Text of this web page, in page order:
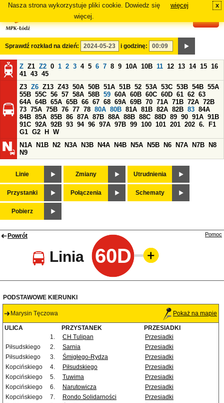
Nasza strona wykorzystuje pliki cookie. Dowiedz się
więcej.
więcej x
Sprawdź rozkład na dzień: i godzinę:
Z Z1 Z2 0 1 2 3 4 5 6 7 8 9 10A 10B 11 12 13 14 15 16
41 43 45
Z3 Z6 Z13 Z43 50A 50B 51A 51B 52 53A 53C 53B 54B 55A
55B 55C 56 57 58A 58B 59 60A 60B 60C 60D 61 62 63
64A 64B 65A 65B 66 67 68 69A 69B 70 71A 71B 72A 72B
73 75A 75B 76 77 78 80A 80B 81A 81B 82A 82B 83 84A
84B 85A 85B 86 87A 87B 88A 88B 88C 88D 89 90 91A 91B
91C 92A 92B 93 94 96 97A 97B 99 100 101 201 202 6.
F1
G1 G2 H
W
N1A
N1B N2 N3A N3B N4A N4B N5A N5B N6 N7A N7B
N8
N9
Linie Zmiany Utrudnienia
Przystanki Połączenia Schematy
Pobierz
Powrót
Linia 60D
Pomoc
PODSTAWOWE KIERUNKI
Marysin Tęczowa Pokaż na mapie
ULICA PRZYSTANEK
PRZESIADKI
1.
CH Tulipan
Przesiadki
Piłsudskiego
2. Sarnia
Przesiadki
Piłsudskiego
3. Śmigłego-Rydza
Przesiadki
Kopcińskiego
4. Piłsudskiego
Przesiadki
Kopcińskiego
5. Tuwima
Przesiadki
Kopcińskiego
6. Narutowicza
Przesiadki
Kopcińskiego
7. Rondo Solidarności
Przesiadki